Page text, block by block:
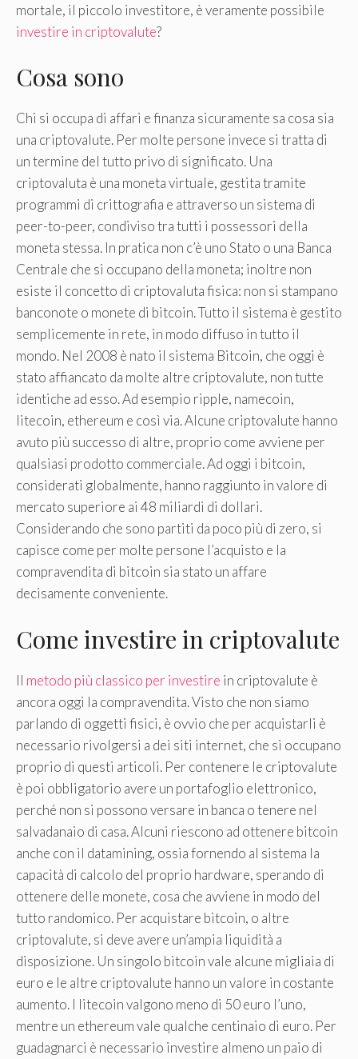
mortale, il piccolo investitore, è veramente possibile
investire in criptovalute?
Cosa sono
Chi si occupa di affari e finanza sicuramente sa cosa sia
una criptovalute. Per molte persone invece si tratta di
un termine del tutto privo di significato. Una
criptovaluta è una moneta virtuale, gestita tramite
programmi di crittografia e attraverso un sistema di
peer-to-peer, condiviso tra tutti i possessori della
moneta stessa. In pratica non c’è uno Stato o una Banca
Centrale che si occupano della moneta; inoltre non
esiste il concetto di criptovaluta fisica: non si stampano
banconote o monete di bitcoin. Tutto il sistema è gestito
semplicemente in rete, in modo diffuso in tutto il
mondo. Nel 2008 è nato il sistema Bitcoin, che oggi è
stato affiancato da molte altre criptovalute, non tutte
identiche ad esso. Ad esempio ripple, namecoin,
litecoin, ethereum e così via. Alcune criptovalute hanno
avuto più successo di altre, proprio come avviene per
qualsiasi prodotto commerciale. Ad oggi i bitcoin,
considerati globalmente, hanno raggiunto in valore di
mercato superiore ai 48 miliardi di dollari.
Considerando che sono partiti da poco più di zero, si
capisce come per molte persone l’acquisto e la
compravendita di bitcoin sia stato un affare
decisamente conveniente.
Come investire in criptovalute
Il metodo più classico per investire in criptovalute è
ancora oggi la compravendita. Visto che non siamo
parlando di oggetti fisici, è ovvio che per acquistarli è
necessario rivolgersi a dei siti internet, che si occupano
proprio di questi articoli. Per contenere le criptovalute
è poi obbligatorio avere un portafoglio elettronico,
perché non si possono versare in banca o tenere nel
salvadanaio di casa. Alcuni riescono ad ottenere bitcoin
anche con il datamining, ossia fornendo al sistema la
capacità di calcolo del proprio hardware, sperando di
ottenere delle monete, cosa che avviene in modo del
tutto randomico. Per acquistare bitcoin, o altre
criptovalute, si deve avere un’ampia liquidità a
disposizione. Un singolo bitcoin vale alcune migliaia di
euro e le altre criptovalute hanno un valore in costante
aumento. I litecoin valgono meno di 50 euro l’uno,
mentre un ethereum vale qualche centinaio di euro. Per
guadagnarci è necessario investire almeno un paio di